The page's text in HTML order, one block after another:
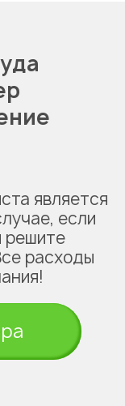
является
если
решите
расходы